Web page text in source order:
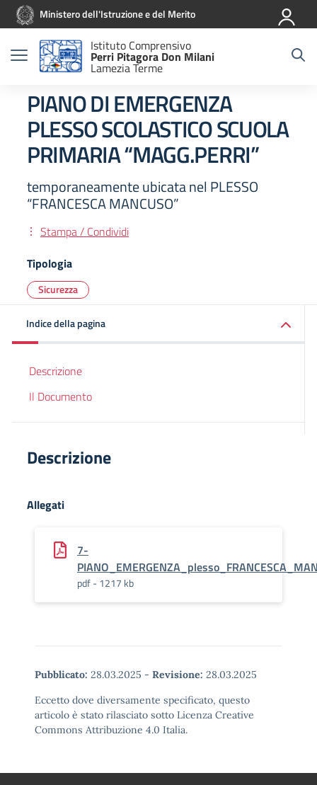
Vai ai contenuti
Vai al menu di navigazione
Vai al footerMinistero dell'Istruzione e del Merito
Istituto Comprensivo
Perri Pitagora Don Milani
Lamezia Terme
PIANO DI EMERGENZA
PLESSO SCOLASTICO SCUOLA
PRIMARIA “MAGG.PERRI”
temporaneamente ubicata nel PLESSO
“FRANCESCA MANCUSO”
Stampa / Condividi
Tipologia
Sicurezza
Indice della pagina
Descrizione
Il Documento
Descrizione
Allegati
7-
pdf - 1217 kb
Pubblicato: 28.03.2025 - Revisione: 28.03.2025
Eccetto dove diversamente specificato, questo
articolo è stato rilasciato sotto Licenza Creative
Commons Attribuzione 4.0 Italia.